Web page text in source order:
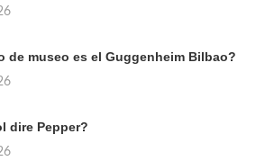
de museo es el Guggenheim Bilbao?
dire Pepper?